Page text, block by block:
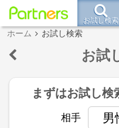
お試し検索
ホーム お試し検索
お試
まずはお試し検
相手 男